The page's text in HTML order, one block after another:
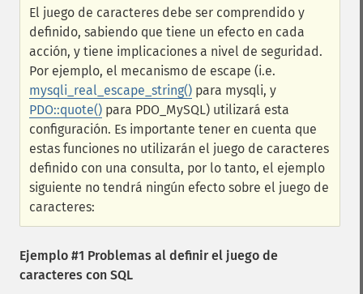
El juego de caracteres debe ser comprendido y
definido, sabiendo que tiene un efecto en cada
acción, y tiene implicaciones a nivel de seguridad.
Por ejemplo, el mecanismo de escape (i.e.
mysqli_real_escape_string() para mysqli, y
PDO::quote() para PDO_MySQL) utilizará esta
configuración. Es importante tener en cuenta que
estas funciones no utilizarán el juego de caracteres
definido con una consulta, por lo tanto, el ejemplo
siguiente no tendrá ningún efecto sobre el juego de
caracteres:
Ejemplo #1 Problemas al definir el juego de
caracteres con SQL